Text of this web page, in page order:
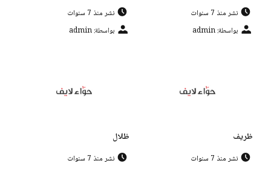
نشر منذ 7 سنوات
بواسطة: admin
نشر منذ 7 سنوات
بواسطة: admin
ظريف
نشر منذ 7 سنوات
ظلال
نشر منذ 7 سنوات